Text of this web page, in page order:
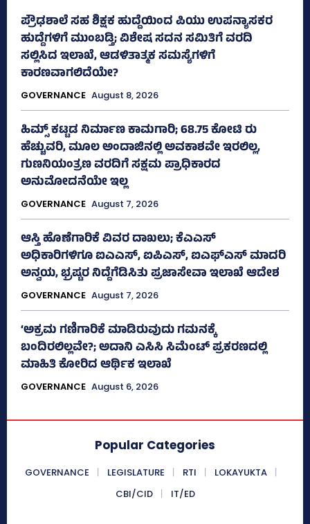
ಪ್ರೌಢಶಾಲೆ ಸಹ ಶಿಕ್ಷಕ ಹುದ್ದೆಯಿಂದ ಪಿಯು ಉಪನ್ಯಾಸಕರ
ಹುದ್ದೆಗಳಿಗೆ ಮುಂಬಡ್ತಿ; ವಿಶೇಷ ಸದನ ಸಮಿತಿಗೆ ವರದಿ
ಸಲ್ಲಿಸಿದ ಇಲಾಖೆ, ಆಡಳಿತಾತ್ಮಕ ಸಮಸ್ಯೆಗಳಿಗೆ
ಕಾರಣವಾಗಲಿದೆಯೇ?
GOVERNANCE August 8, 2026
ಹಿಮ್ಸ್‌ ಕಟ್ಟಡ ನಿರ್ಮಾಣ ಕಾಮಗಾರಿ; 68.75 ಕೋಟಿ ರು
ಹೆಚ್ಚುವರಿ, ಮೂಲ ಅಂದಾಜಿನಲ್ಲಿ ಅವಕಾಶವೇ ಇರಲಿಲ್ಲ,
ಗುಣನಿಯಂತ್ರಣ ವರದಿಗೆ ಸಕ್ಷಮ ಪ್ರಾಧಿಕಾರದ
ಅನುಮೋದನೆಯೇ ಇಲ್ಲ
GOVERNANCE August 7, 2026
ಆಸ್ತಿ ಹೊಣೆಗಾರಿಕೆ ವಿವರ ದಾಖಲು; ಕೆಎಎಸ್
ಅಧಿಕಾರಿಗಳಿಗೂ ಐಎಎಸ್‌, ಐಪಿಎಸ್‌, ಐಎಫ್‌ಎಸ್‌ ಮಾದರಿ
ಅನ್ವಯ, ಭ್ರಷ್ಟರ ನಿದ್ದೆಗೆಡಿಸಿತು ಪ್ರಜಾಸೇವಾ ಇಲಾಖೆ ಆದೇಶ
GOVERNANCE August 7, 2026
‘ಅಕ್ರಮ ಗಣಿಗಾರಿಕೆ ಮಾಡಿರುವುದು ಗಮನಕ್ಕೆ
ಬಂದಿರಲಿಲ್ಲವೇ?; ಅದಾನಿ ಎಸಿಸಿ ಸಿಮೆಂಟ್ ಪ್ರಕರಣದಲ್ಲಿ
ಮಾಹಿತಿ ಕೋರಿದ ಆರ್ಥಿಕ ಇಲಾಖೆ
GOVERNANCE August 6, 2026
Popular Categories
GOVERNANCE LEGISLATURE RTI
LOKAYUKTA
CBI/CID
IT/ED